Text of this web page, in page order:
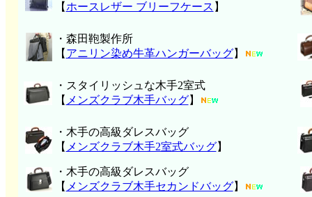
【 ホースレザー ブリーフケース 】
・森田鞄製作所
【 アニリン染め牛革ハンガーバッグ】
・スタイリッシュな木手2室式
【 メンズクラブ木手バッグ】
・木手の高級ダレスバッグ
【 メンズクラブ木手2室式バッグ】
・木手の高級ダレスバッグ
【 メンズクラブ木手セカンドバッグ】